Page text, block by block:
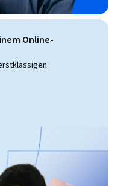
Online-